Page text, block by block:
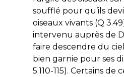
soufflé pour qu’ils
oiseaux vivants (Q
intervenu auprès de
faire descendre du
bien garnie pour ses
5.110-115). Certains de